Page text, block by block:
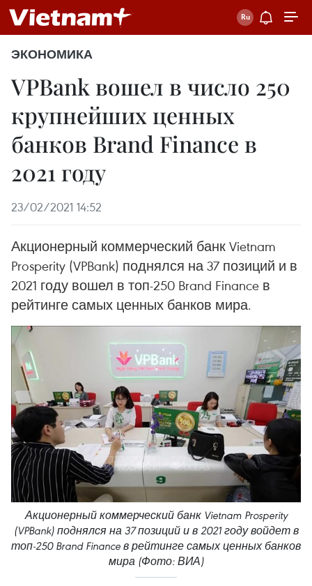
ЭКОНОМИКА
VPBank вошел в число 250
крупнейших ценных
банков Brand Finance в
2021 году
23/02/2021 14:52
Акционерный коммерческий банк Vietnam
Prosperity (VPBank) поднялся на 37 позиций и в
2021 году вошел в топ-250 Brand Finance в
рейтинге самых ценных банков мира.
Акционерный коммерческий банк Vietnam Prosperity
(VPBank) поднялся на 37 позиций и в 2021 году войдет в
топ-250 Brand Finance в рейтинге самых ценных банков
мира (Фото: ВИА)